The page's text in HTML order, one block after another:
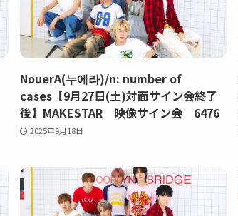
NouerA(누에라)/n: number of
cases【9月27日(土)対面サイン会終了
後】MAKESTAR 映像サイン会 6476
2025年9月18日